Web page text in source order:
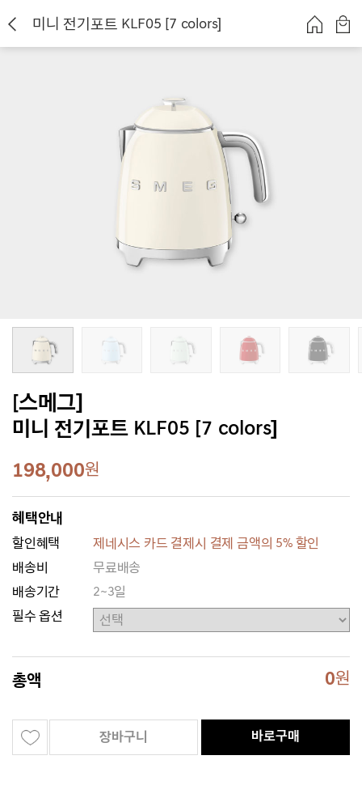
미니 전기포트 KLF05 [7 colors]
[스메그]
미니 전기포트 KLF05 [7 colors]
198,000원
혜택안내
할인혜택
제네시스 카드 결제시 결제 금액의 5% 할인
배송비
무료배송
배송기간
2~3일
필수 옵션
총액 0원
장바구니 바로구매